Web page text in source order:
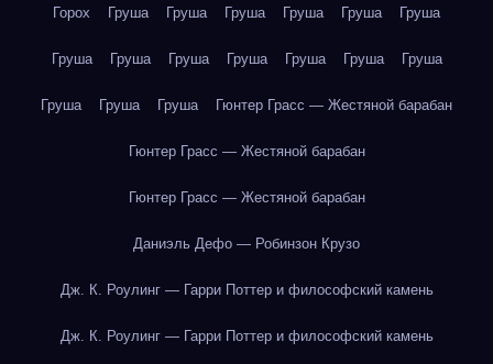
Горох Груша Груша Груша Груша Груша Груша
Груша Груша Груша Груша Груша Груша Груша
Груша Груша Груша Гюнтер Грасс — Жестяной барабан
Гюнтер Грасс — Жестяной барабан
Гюнтер Грасс — Жестяной барабан
Даниэль Дефо — Робинзон Крузо
Дж. К. Роулинг — Гарри Поттер и философский камень
Дж. К. Роулинг — Гарри Поттер и философский камень